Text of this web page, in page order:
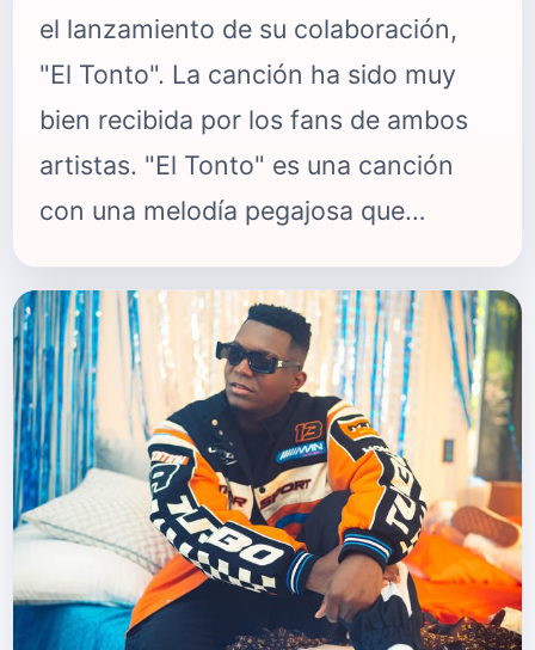
el lanzamiento de su colaboración,
"El Tonto". La canción ha sido muy
bien recibida por los fans de ambos
artistas. "El Tonto" es una canción
con una melodía pegajosa que
Lola Indigo y Quevedo. La letra de la
canción habla de una relación tóxica
en la que uno de los participantes se
siente atrapado, pero sigue volviendo
a pesar de saber que no es bueno
para ellos. Lola Indigo es conocida
por sus movimientos de baile y
actuaciones enérgicas, y "El Tonto"